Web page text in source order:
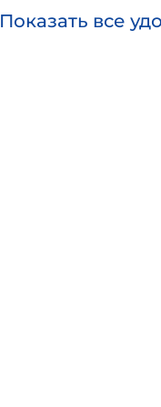
Показать все